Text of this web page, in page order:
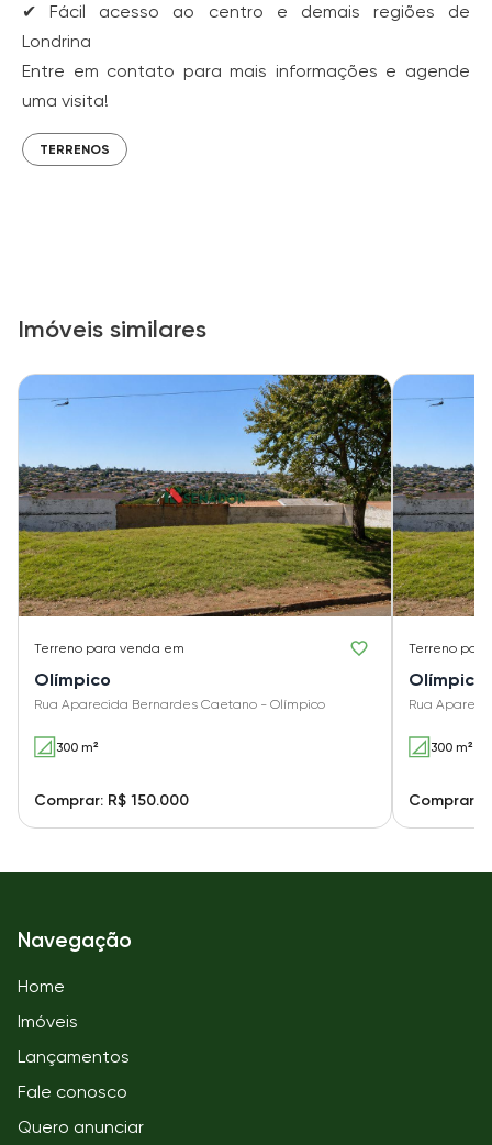
✔ Fácil acesso ao centro e demais regiões de
Londrina
Entre em contato para mais informações e agende
uma visita!
TERRENOS
Imóveis similares
Terreno para venda em
Olímpico
Rua Aparecida Bernardes Caetano - Olímpico
300 m²
Comprar: R$ 150.000
Terreno
Olímpico
Rua
300 m²
Comprar:
Navegação
Home
Imóveis
Lançamentos
Fale conosco
Quero anunciar